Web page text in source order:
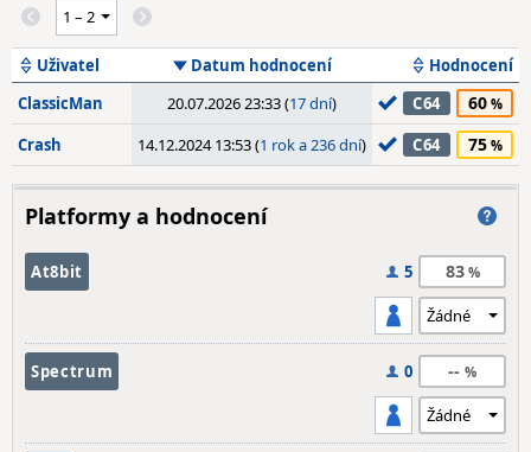
Uživatel Datum hodnocení
Hodnocení
ClassicMan
20.07.2026 23:33 (17 dní) C64 60
Crash 14.12.2024 13:53 (1 rok a 236 dní) C64 75
Platformy a hodnocení
At8bit 5 83
Spectrum 0 --